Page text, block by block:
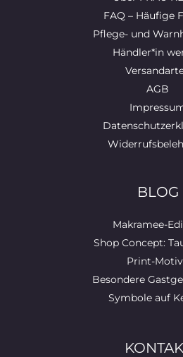
FAQ – Häufige
Pflege- und
Händler*in
AGB
BLOG
Makramee-
Shop Concept:
Print-
Besondere
Symbole auf